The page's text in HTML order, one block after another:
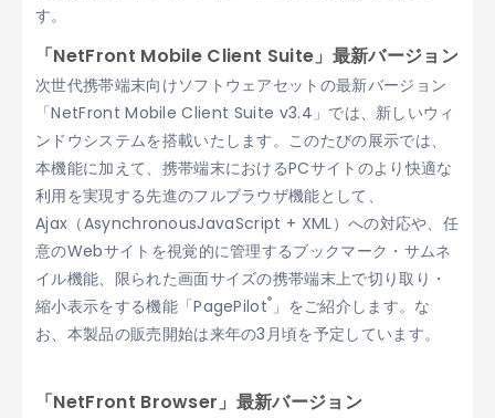
す。
「NetFront Mobile Client Suite」最新バージョン
次世代携帯端末向けソフトウェアセットの最新バージョン
「NetFront Mobile Client Suite v3.4」では、新しいウィ
ンドウシステムを搭載いたします。このたびの展示では、
本機能に加えて、携帯端末におけるPCサイトのより快適な
利用を実現する先進のフルブラウザ機能として、
Ajax（AsynchronousJavaScript + XML）への対応や、任
意のWebサイトを視覚的に管理するブックマーク・サムネ
イル機能、限られた画面サイズの携帯端末上で切り取り・
縮小表示をする機能「PagePilot®」をご紹介します。な
お、本製品の販売開始は来年の3月頃を予定しています。
「NetFront Browser」最新バージョン